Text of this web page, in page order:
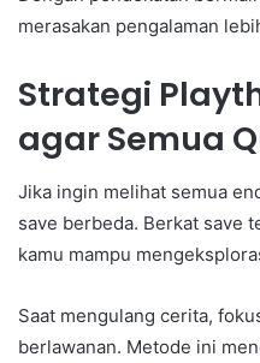
merasakan pengalaman
Strategi
agar Semua
Jika ingin melihat semua
save berbeda. Berkat save
kamu mampu
Saat mengulang cerita,
berlawanan. Metode ini